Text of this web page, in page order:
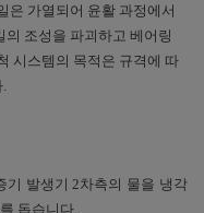
은 가열되어 윤활 과정에서
의 조성을 파괴하고 베어링
시스템의 목적은 규격에 따
발생기 2차측의 물을 냉각
돕습니다.